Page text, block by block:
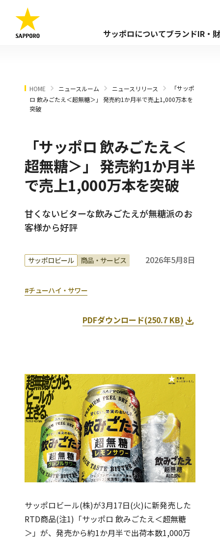
サッポロについてブランドIR・
HOME ニュースルーム ニュースリリース
「サッポ
ロ 飲みごたえ＜超無糖＞」 発売約1か月半で売上1,000万本を
突破
「サッポロ 飲みごたえ＜
超無糖＞」 発売約1か月半
で売上1,000万本を突破
甘くないビターな飲みごたえが無糖派のお
客様から好評
サッポロビール 商品・サービス 2026年5月8日
#チューハイ・サワー
PDFダウンロード(250.7 KB)
サッポロビール(株)が3月17日(火)に新発売した
RTD商品(注1)「サッポロ 飲みごたえ＜超無糖
＞」が、発売から約1か月半で出荷本数1,000万